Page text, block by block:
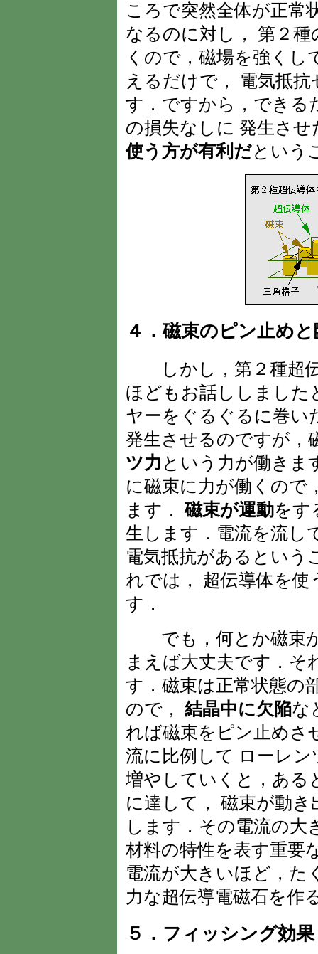
ころで突然全体が正常
なるのに対し， 第２
くので，磁場を強くし
えるだけで， 電気抵
す．ですから，できる
の損失なしに 発生させ
使う方が有利だという
４．磁束のピン止め
しかし，第２種超伝
ほどもお話ししました
ヤーをぐるぐるに巻い
発生させるのですが，
ツ力 という力が働きま
に磁束に力が働くので
ます．磁束が運動をす
生します．電流を流し
電気抵抗があるという
れでは， 超伝導体を
す．
でも，何とか磁束が
まえば大丈夫です．そ
す．磁束は正常状態の
ので， 結晶中に欠陥な
れば磁束をピン止めさ
流に比例して ローレ
増やしていくと，ある
に達して， 磁束が動
します．その電流の大
材料の特性を表す重要
電流が大きいほど，た
力な超伝導電磁石を作
５．フィッシング効果